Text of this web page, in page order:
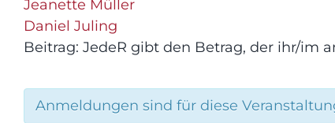
Jeanette Müller
Daniel Juling
Beitrag: JedeR gibt den Betrag, der ihr/im
Anmeldungen sind für diese